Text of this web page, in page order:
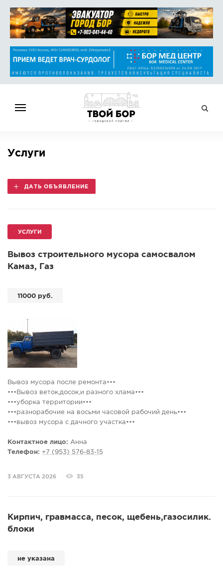
ОБЪЯВЛЕНИЯ
КОНКУРСЫ
ГОЛОСОВАНИЯ
ФОТО
Услуги
ДАТЬ ОБЪЯВЛЕНИЕ
УСЛУГИ
Вывоз строительного мусора самосвалом
Камаз, Газ
11000 руб.
Вывоз мусора после ремонта•••
•••Вывоз веток,досок,и разного хлама•••
•••уборка территории•••
•••разнорабочие на восьми часовой рабочий день•••
•••вывоз мусора с дачного участка•••
••• Вывоз мусора Газелью, Зил-самосвал, камаз-самосвал,
контейнеры, ломовоз
Контактное лицо: Анна
Телефон: +7 (953) 576-83-15
3 АВГУСТА 2026 35
Кирпич, гравмасса, песок, щебень,газосилик.
блоки
не указана